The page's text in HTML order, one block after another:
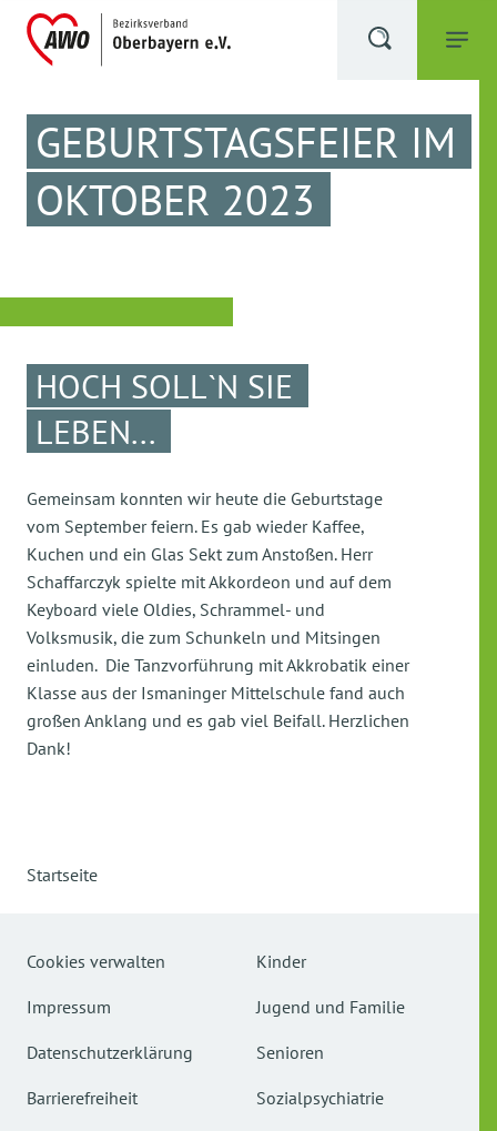
GEBURTSTAGSFEIER IM
OKTOBER 2023
HOCH SOLL`N SIE
LEBEN...
Gemeinsam konnten wir heute die Geburtstage
vom September feiern. Es gab wieder Kaffee,
Kuchen und ein Glas Sekt zum Anstoßen. Herr
Schaffarczyk spielte mit Akkordeon und auf dem
Keyboard viele Oldies, Schrammel- und
Volksmusik, die zum Schunkeln und Mitsingen
einluden. Die Tanzvorführung mit Akkrobatik einer
Klasse aus der Ismaninger Mittelschule fand auch
großen Anklang und es gab viel Beifall. Herzlichen
Dank!
Startseite
Cookies verwalten
Impressum
Datenschutzerklärung
Barrierefreiheit
Kinder
Jugend und Familie
Senioren
Sozialpsychiatrie